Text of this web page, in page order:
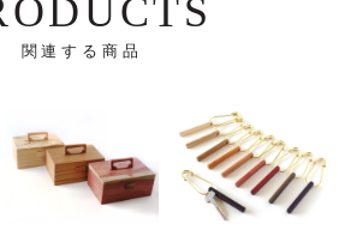
ールナット
03/28
密に作りこまれるとは感動ものです。
使っていきます。
購入とレビューをくださりあり
関連する商品